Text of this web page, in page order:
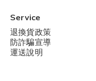
Service
退換貨政策
防詐騙宣導
運送說明